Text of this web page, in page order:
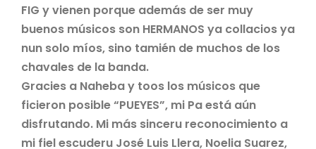
FIG y vienen porque además de ser muy
buenos músicos son HERMANOS ya collacios ya
nun solo míos, sino tamién de muchos de los
chavales de la banda.
Gracies a Naheba y toos los músicos que
ficieron posible “PUEYES”, mi Pa está aún
disfrutando. Mi más sinceru reconocimiento a
mi fiel escuderu José Luis Llera, Noelia Suarez,